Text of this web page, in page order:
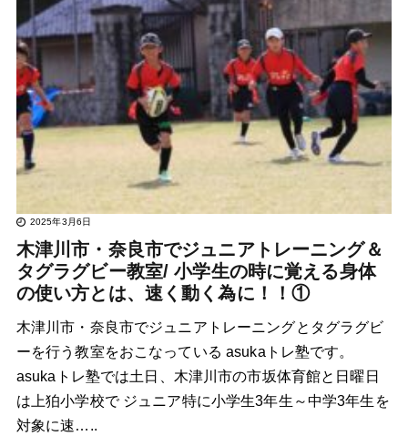
2025年3月6日
木津川市・奈良市でジュニアトレーニング＆
タグラグビー教室/ 小学生の時に覚える身体
の使い方とは、速く動く為に！！①
木津川市・奈良市でジュニアトレーニングとタグラグビ
ーを行う教室をおこなっている asukaトレ塾です。
asukaトレ塾では土日、木津川市の市坂体育館と日曜日
は上狛小学校で ジュニア特に小学生3年生～中学3年生を
対象に速…..